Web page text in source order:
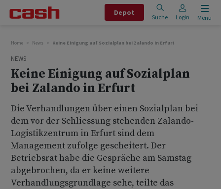
Depot
Suche Login Menu
Home News Keine Einigung auf Sozialplan bei Zalando in Erfurt
NEWS
Keine Einigung auf Sozialplan
bei Zalando in Erfurt
Die Verhandlungen über einen Sozialplan bei
dem vor der Schliessung stehenden Zalando-
Logistikzentrum in Erfurt sind dem
Management zufolge gescheitert. Der
Betriebsrat habe die Gespräche am Samstag
abgebrochen, da er keine weitere
Verhandlungsgrundlage sehe, teilte das